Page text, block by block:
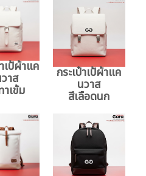
เป้ผ้าแค
าส
าเข้ม
กระเป๋าเป้ผ้าแค
นวาส
สีเลือดนก